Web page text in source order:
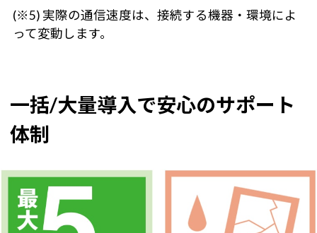
(※5) 実際の通信速度は、接続する機器・環境によ
って変動します。
一括/大量導入で安心のサポート
体制